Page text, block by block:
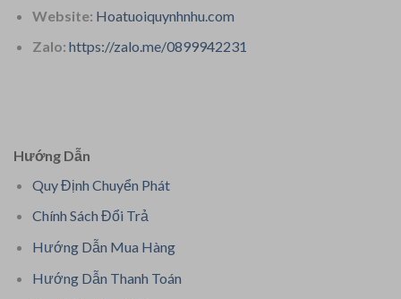
Website: Hoatuoiquynhnhu.com
Zalo: https://zalo.me/0899942231
Hướng Dẫn
Quy Định Chuyển Phát
Chính Sách Đổi Trả
Hướng Dẫn Mua Hàng
Hướng Dẫn Thanh Toán